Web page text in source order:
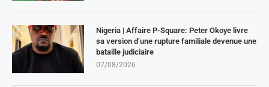
Nigeria | Affaire P-Square: Peter Okoye livre
sa version d’une rupture familiale devenue une
bataille judiciaire
07/08/2026